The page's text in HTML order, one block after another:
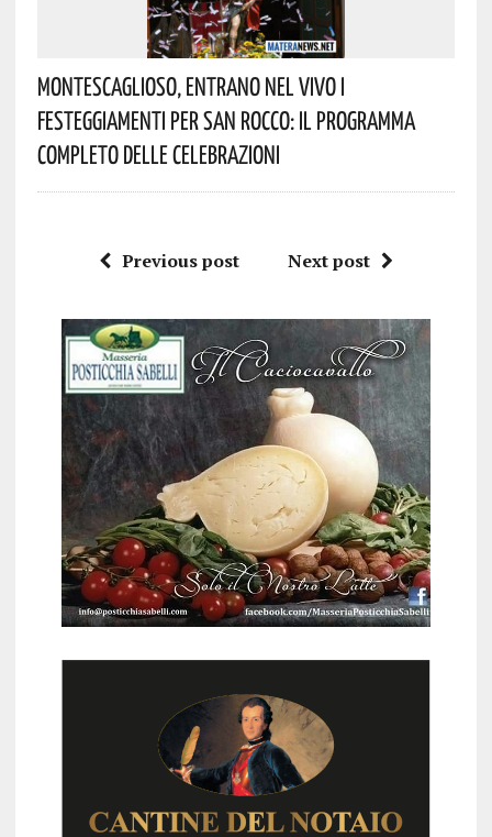
Montescaglioso, Entrano Nel Vivo I
Festeggiamenti Per San Rocco: Il Programma
Completo Delle Celebrazioni
Previous post Next post